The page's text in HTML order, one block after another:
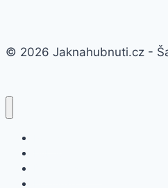
© 2026 Jaknahubnuti.cz -